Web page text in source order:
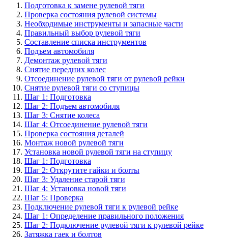
Подготовка к замене рулевой тяги
Проверка состояния рулевой системы
Необходимые инструменты и запасные части
Правильный выбор рулевой тяги
Составление списка инструментов
Подъем автомобиля
Демонтаж рулевой тяги
Снятие передних колес
Отсоединение рулевой тяги от рулевой рейки
Снятие рулевой тяги со ступицы
Шаг 1: Подготовка
Шаг 2: Подъем автомобиля
Шаг 3: Снятие колеса
Шаг 4: Отсоединение рулевой тяги
Проверка состояния деталей
Монтаж новой рулевой тяги
Установка новой рулевой тяги на ступицу
Шаг 1: Подготовка
Шаг 2: Открутите гайки и болты
Шаг 3: Удаление старой тяги
Шаг 4: Установка новой тяги
Шаг 5: Проверка
Подключение рулевой тяги к рулевой рейке
Шаг 1: Определение правильного положения
Шаг 2: Подключение рулевой тяги к рулевой рейке
Затяжка гаек и болтов